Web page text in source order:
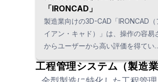
「IRONCAD」
製造業向けの3D-CAD「IRONCAD（
イアン・キャド）」は、操作の容易
からユーザーから高い評価を得てい
す。 直線形状の多い装置や治具などの
機械設計では、従来の３D-CADのよ
工程管理システム（製造業